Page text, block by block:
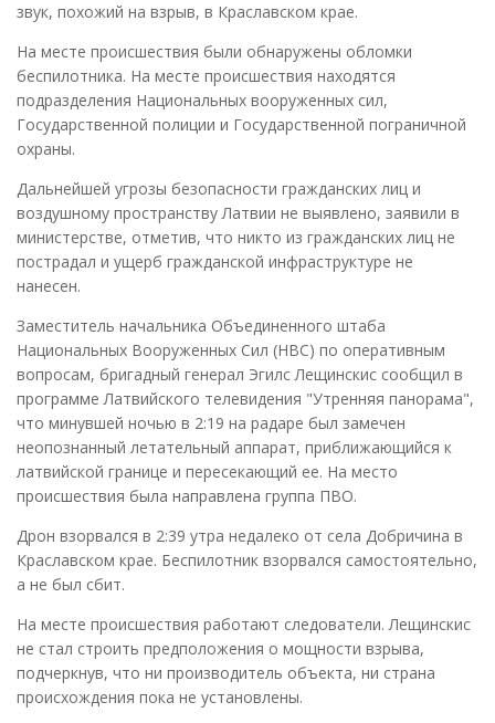
звук, похожий на взрыв, в Краславском крае.
На месте происшествия были обнаружены обломки
беспилотника. На месте происшествия находятся
подразделения Национальных вооруженных сил,
Государственной полиции и Государственной пограничной
охраны.
Дальнейшей угрозы безопасности гражданских лиц и
воздушному пространству Латвии не выявлено, заявили в
министерстве, отметив, что никто из гражданских лиц не
пострадал и ущерб гражданской инфраструктуре не
нанесен.
Заместитель начальника Объединенного штаба
Национальных Вооруженных Сил (НВС) по оперативным
вопросам, бригадный генерал Эгилс Лещинскис сообщил в
программе Латвийского телевидения "Утренняя панорама",
что минувшей ночью в 2:19 на радаре был замечен
неопознанный летательный аппарат, приближающийся к
латвийской границе и пересекающий ее. На место
происшествия была направлена группа ПВО.
Дрон взорвался в 2:39 утра недалеко от села Добричина в
Краславском крае. Беспилотник взорвался самостоятельно,
а не был сбит.
На месте происшествия работают следователи. Лещинскис
не стал строить предположения о мощности взрыва,
подчеркнув, что ни производитель объекта, ни страна
происхождения пока не установлены.